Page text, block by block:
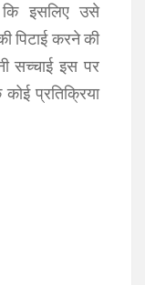
इसलिए उसे
पिटाई करने की
सच्चाई इस पर
प्रतिक्रिया